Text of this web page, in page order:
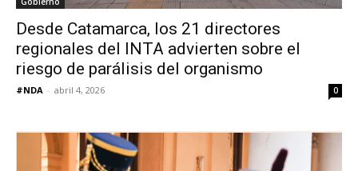
Desde Catamarca, los 21 directores
regionales del INTA advierten sobre el
riesgo de parálisis del organismo
#NDA - abril 4, 2026 0